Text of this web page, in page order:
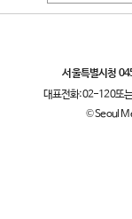
서울특별시청
대표전화:02-120또
© Seoul